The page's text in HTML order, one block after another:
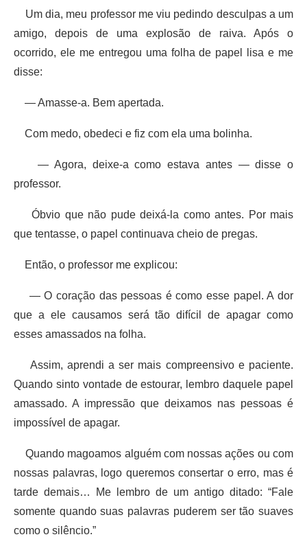
Um dia, meu professor me viu pedindo desculpas a um
amigo, depois de uma explosão de raiva. Após o
ocorrido, ele me entregou uma folha de papel lisa e me
disse:
— Amasse-a. Bem apertada.
Com medo, obedeci e fiz com ela uma bolinha.
— Agora, deixe-a como estava antes — disse o
professor.
Óbvio que não pude deixá-la como antes. Por mais
que tentasse, o papel continuava cheio de pregas.
Então, o professor me explicou:
— O coração das pessoas é como esse papel. A dor
que a ele causamos será tão difícil de apagar como
esses amassados na folha.
Assim, aprendi a ser mais compreensivo e paciente.
Quando sinto vontade de estourar, lembro daquele papel
amassado. A impressão que deixamos nas pessoas é
impossível de apagar.
Quando magoamos alguém com nossas ações ou com
nossas palavras, logo queremos consertar o erro, mas é
tarde demais… Me lembro de um antigo ditado: “Fale
somente quando suas palavras puderem ser tão suaves
como o silêncio.”